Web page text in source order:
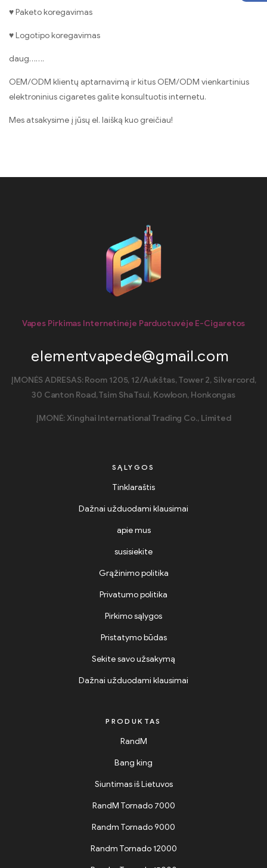
♥ Paketo koregavimas
♥ Logotipo koregavimas
daug…….
OEM/ODM klientų aptarnavimą ir kitus OEM/ODM vienkartinius
elektroninius cigaretes galite konsultuotis internetu.
Mes atsakysime į jūsų el. laišką kuo greičiau!
Vapes Pirkimas Internetinėje Parduotuvėje E-Cigaretos
elementvapede@gmail.com
ĮMONĖS ADRESAS: Room 1205, 12/Aukštas, Tower 2, Silvercord,
30 Canton Road, Tsim Sha Tsui, Kowloon, Honkongas
ĮMONĖ: Xinghai International Trading Co., Limited
SĄLYGOS
Tinklaraštis
Dažnai užduodami klausimai
apie mus
susisiekite
Grąžinimo politika
Privatumo politika
Pirkimo sąlygos
Pristatymo būdas
Sekite savo užsakymą
Dažnai užduodami klausimai
PRODUKTAS
RandM
Bang king
Siuntimas iš Lietuvos
RandM Tornado 7000
Randm Tornado 9000
Randm Tornado 12000